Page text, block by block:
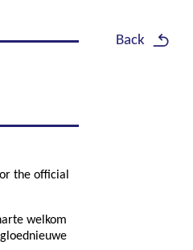
the official
welkom
Back